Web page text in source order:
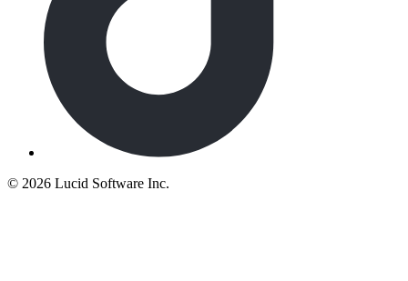
© 2026 Lucid Software Inc.